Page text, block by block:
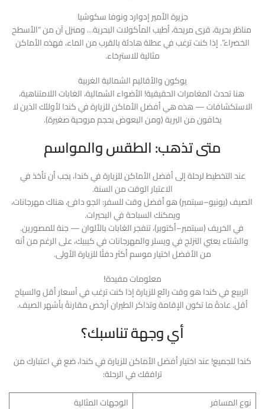
جزيرة الأمير إدوارد ونوفا سكوشيا
مناظر بحرية، قرى مريحة، أطيب المأكولات البحرية… ومنزل آن من “الأسطح
الخضراء”. إذا كنت ترغب في عطلة هادئة بالقرب من الماء، فهذه الأماكن
مثالية للاسترخاء.
يوكون والأقاليم الشمالية الغربية
هنا تحدث المغامرات الحقيقية! الأضواء الشمالية، الغابات اللامتناهية،
الاستكشافات — هذه هي أفضل الأماكن للزيارة في كندا لأولئك الذين لا
يخافون من البرية (ومن البعوض بحجم مروحية صغيرة).
متى تذهب: الطقس والمواسم
عند التخطيط لرحلة إلى أفضل الأماكن للزيارة في كندا، يجب أن تأخذ في
الاعتبار الوقت من السنة.
الصيف (يونيو–سبتمبر) هو أفضل وقت للسفر: الجو دافئ، هناك مهرجانات،
ويمكنك السباحة في البحيرات.
في الخريف (سبتمبر–أكتوبر)، تنفجر الغابات بالألوان — جنة للمصورين.
والشتاء يعني التزلج في ويسلر والمهرجانات في كيبيك، على الرغم من أنه
من الأفضل اختيار موسم أكثر دفئًا للزيارة الأولى.
معلومات مفيدة!
الربيع في كندا هو وقت رائع للزيارة إذا كنت ترغب في أسعار أقل والسياح
أقل. عادةً ما تكون الإقامة وتذاكر الطيران أرخص مقارنةً بأشهر الصيف.
أي وجهة تناسبك؟
كندا للجميع! عند اختيار أفضل الأماكن للزيارة في كندا، ضع في اعتبارك من
ترافقك في الرحلة:
نوع المسافر
الوجهات المثالية